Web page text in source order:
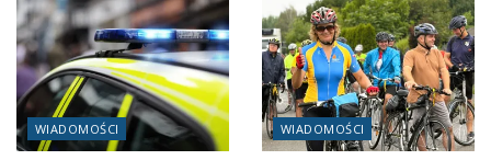
WIADOMOŚCI WIADOMOŚCI